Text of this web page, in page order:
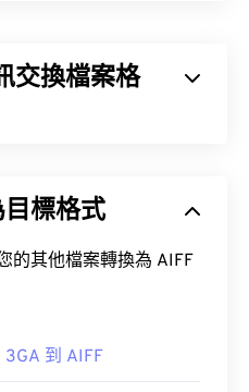
交換檔案格
戶。它是無損
，這意味著
可以定位循環點數據和
有用。
標格式
他檔案轉換為 AIFF
3GA 到 AIFF